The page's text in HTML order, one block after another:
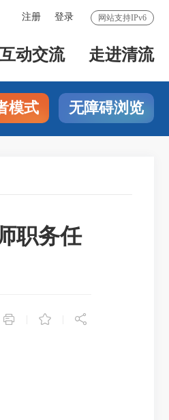
网站支持IPv6
注册 登录
互动交流 走进清流
模式 无障碍浏览
职务任
  